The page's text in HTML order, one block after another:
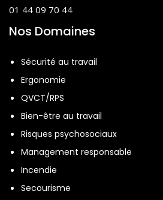
01 44 09 70 44
Nos Domaines
Sécurité au travail
Ergonomie
QVCT/RPS
Bien-être au travail
Risques psychosociaux
Management responsable
Incendie
Secourisme